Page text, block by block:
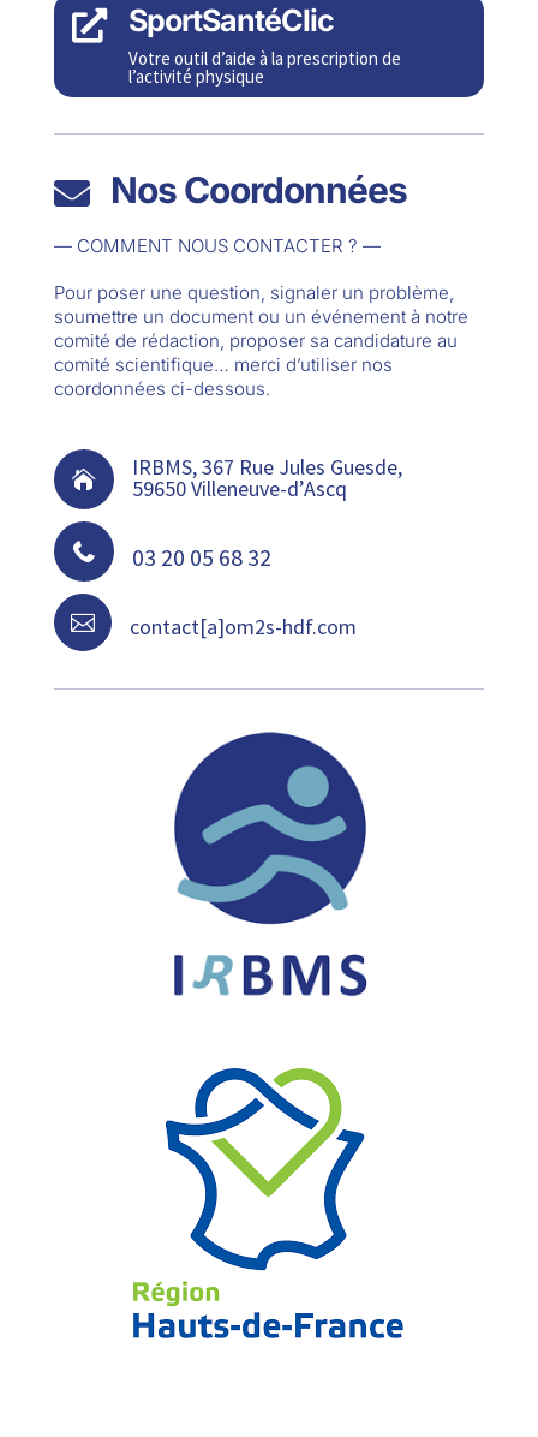
 SportSantéClic
Votre outil d’aide à la prescription de
l’activité physique
 Nos Coordonnées
— COMMENT NOUS CONTACTER ? —
Pour poser une question, signaler un problème,
soumettre un document ou un événement à notre
comité de rédaction, proposer sa candidature au
comité scientifique… merci d’utiliser nos
coordonnées ci-dessous.
 IRBMS, 367 Rue Jules Guesde,
59650 Villeneuve-d’Ascq
 03 20 05 68 32
 contact[a]om2s-hdf.com